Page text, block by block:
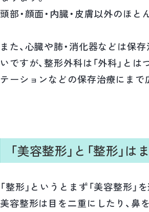
頭部・顔面・内臓・皮膚以外のほ
また、心臓や肺・消化器などは保
いですが、整形外科は「外科」と
テーションなどの保存治療にまで
「美容整形」と「整形」
「整形」というとまず「美容整形
美容整形は目を二重にしたり、鼻